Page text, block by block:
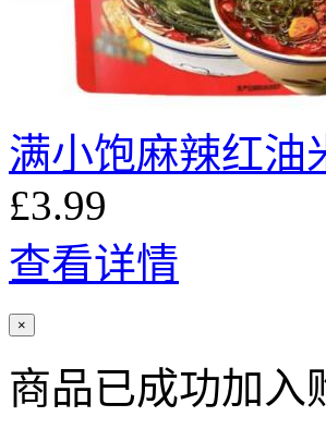
满小饱麻辣红油
£3.99
查看详情
×
商品已成功加入